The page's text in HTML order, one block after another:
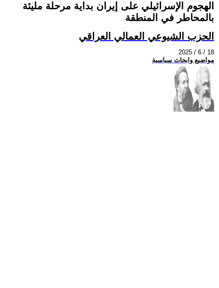
الهجوم الإسرائيلي على إيران بداية مرحلة مليئة
بالمحاطر في المنطقة
الحزب الشيوعي العمالي العراقي
2025 / 6 / 18
مواضيع وابحاث سياسية